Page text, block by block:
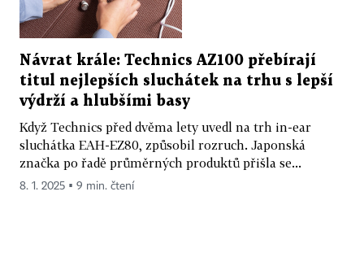
Návrat krále: Technics AZ100 přebírají
titul nejlepších sluchátek na trhu s lepší
výdrží a hlubšími basy
Když Technics před dvěma lety uvedl na trh in-ear
sluchátka EAH-EZ80, způsobil rozruch. Japonská
značka po řadě průměrných produktů přišla se...
8. 1. 2025 ▪ 9 min. čtení